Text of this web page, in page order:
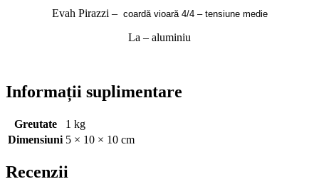
Evah Pirazzi – coardă vioară 4/4 – tensiune medie
La – aluminiu
Informații suplimentare
Greutate
1 kg
Dimensiuni 5 × 10 × 10 cm
Recenzii